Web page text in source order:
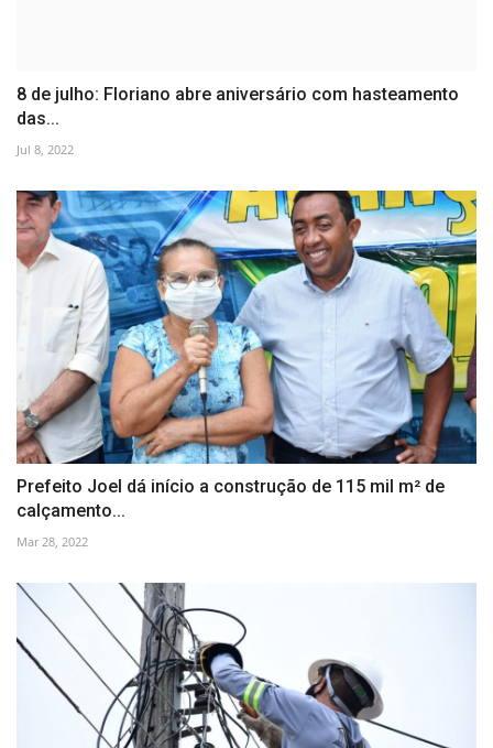
8 de julho: Floriano abre aniversário com hasteamento
das...
Jul 8, 2022
Prefeito Joel dá início a construção de 115 mil m² de
calçamento...
Mar 28, 2022